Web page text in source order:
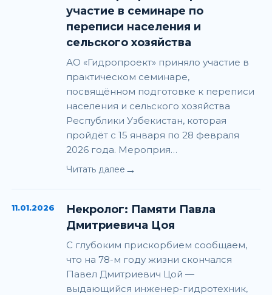
участие в семинаре по
переписи населения и
сельского хозяйства
АО «Гидропроект» приняло участие в
практическом семинаре,
посвящённом подготовке к переписи
населения и сельского хозяйства
Республики Узбекистан, которая
пройдёт с 15 января по 28 февраля
2026 года. Мероприя…
Читать далее →
11.01.2026
Некролог: Памяти Павла
Дмитриевича Цоя
С глубоким прискорбием сообщаем,
что на 78-м году жизни скончался
Павел Дмитриевич Цой —
выдающийся инженер-гидротехник,